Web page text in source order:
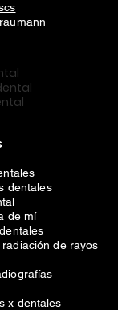
dentales
de mí
de rayos
x dentales